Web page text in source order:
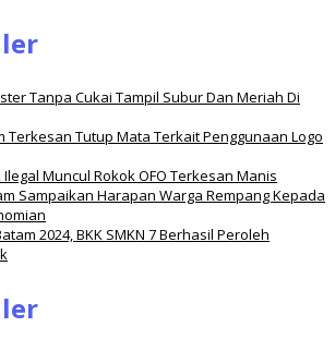
Tanpa Cukai Tampil Subur Dan Meriah Di
Terkesan Tutup Mata Terkait Penggunaan Logo
Muncul Rokok OFO Terkesan Manis
Sampaikan Harapan Warga Rempang Kepada
2024, BKK SMKN 7 Berhasil Peroleh